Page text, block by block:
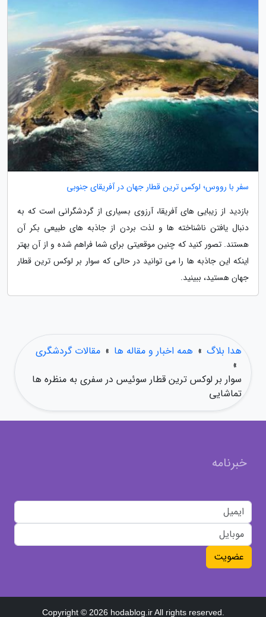
سفر با رووس؛ لوکس ترین قطار جهان در آفریقای جنوبی
بازدید از زیبایی های آفریقا، آرزوی بسیاری از گردشگرانی است که به
دنبال یافتن ناشناخته ها و لذت بردن از جاذبه های طبیعی بکر آن
هستند. تصور کنید که چنین موقعیتی برای شما فراهم شده و از آن بهتر
اینکه این جاذبه ها را می توانید در حالی که سوار بر لوکس ترین قطار
جهان هستید، ببینید.
هدا بلاگ » همه اخبار و مقاله ها » مقالات گردشگری
»
سوار بر لوکس ترین قطار سوئیس در سفری به منظره ها
تماشایی
خبرنامه
عضویت
Copyright © 2026 hodablog.ir All rights reserved.